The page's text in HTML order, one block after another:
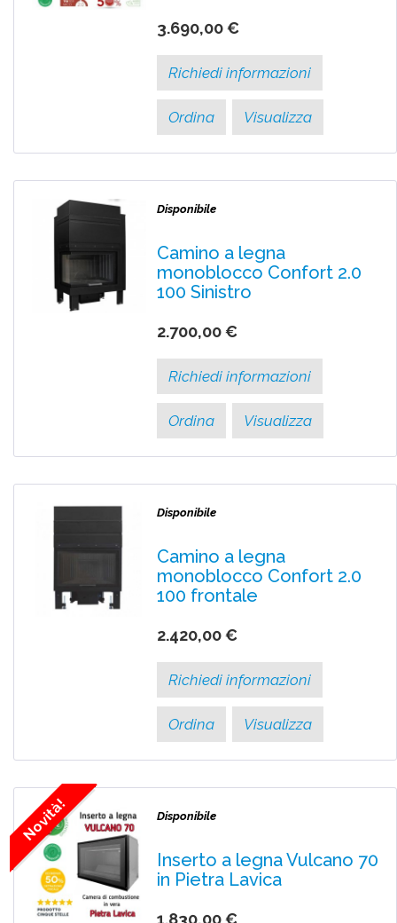
3.690,00 €
Richiedi informazioni
Ordina Visualizza
Disponibile
Camino a legna
monoblocco Confort 2.0
100 Sinistro
2.700,00 €
Richiedi informazioni
Ordina Visualizza
Disponibile
Camino a legna
monoblocco Confort 2.0
100 frontale
2.420,00 €
Richiedi informazioni
Ordina Visualizza
Novità! Disponibile
Inserto a legna Vulcano 70
in Pietra Lavica
1.830,00 €